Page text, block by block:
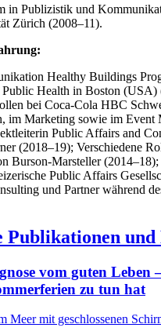
in Publizistik und
Zürich (2008–11).
Healthy Buildings
Health in Boston (USA)
bei Coca-Cola HBC
im Marketing sowie im Event
Public Affairs and
(2018–19); Verschiedene
Burson-Marsteller (2014–18);
Public Affairs
und Partner während
Publikationen und
vom guten Leben
zu tun hat